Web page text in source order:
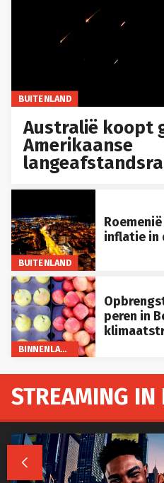
BUITENLAND
Australië koopt
Amerikaanse
BUITENLAND
inflatie in
BINNENLAND
peren in
STREAMING IN
